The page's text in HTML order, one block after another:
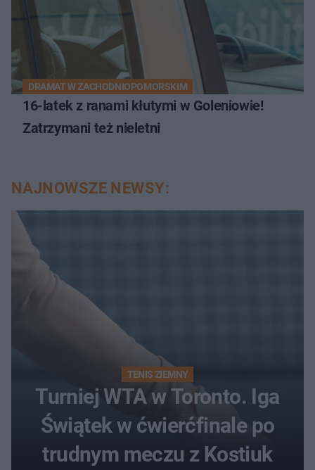
DRAMAT W ZACHODNIOPOMORSKIM
16-latek z ranami kłutymi w Goleniowie!
Zatrzymani też nieletni
NAJNOWSZE NEWSY:
TENIS ZIEMNY
Turniej WTA w Toronto. Iga
Świątek w ćwierćfinale po
trudnym meczu z Kostiuk